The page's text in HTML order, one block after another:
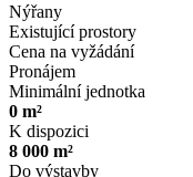
Nýřany
Existující prostory
Cena na vyžádání
Pronájem
Minimální jednotka
0 m²
K dispozici
8 000 m²
Do výstavby